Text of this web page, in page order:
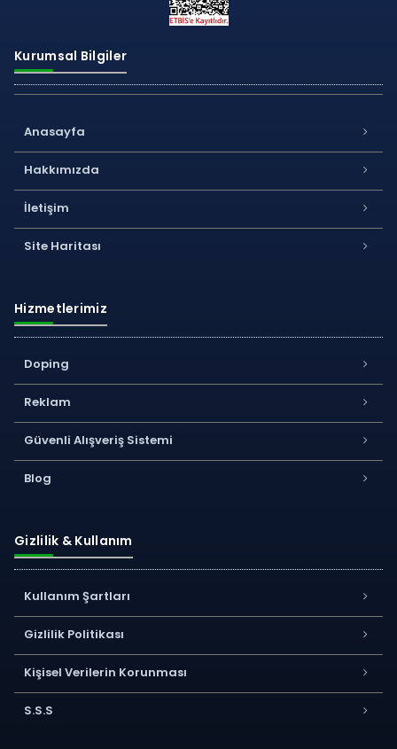
Kurumsal Bilgiler
Anasayfa
Hakkımızda
İletişim
Site Haritası
Hizmetlerimiz
Doping
Reklam
Güvenli Alışveriş Sistemi
Blog
Gizlilik & Kullanım
Kullanım Şartları
Gizlilik Politikası
Kişisel Verilerin Korunması
S.S.S